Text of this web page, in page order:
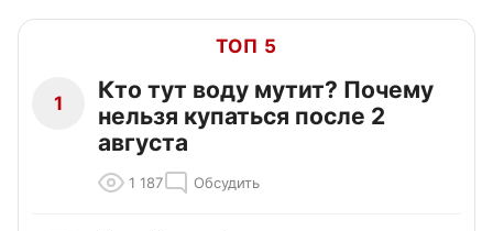
ТОП 5
1
Кто тут воду мутит? Почему
нельзя купаться после 2
августа
1 187 Обсудить